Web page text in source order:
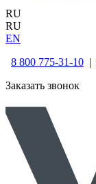
RU
RU
EN
8 800 775-31-10 |
Заказать звонок